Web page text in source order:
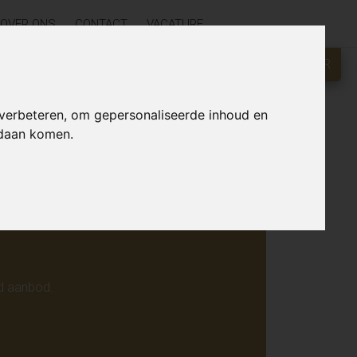
om gepersonaliseerde inhoud en
komen.
OVER ONS CONTACT VACATURE
KLIK HIER
online.
aanbod.